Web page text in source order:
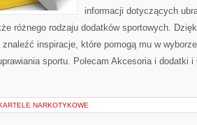
informacji dotyczących
różnego rodzaju dodatków sportowych.
inspiracje, które pomogą mu w
sportu. Polecam Akcesoria i dodatki
NARKOTYKOWE